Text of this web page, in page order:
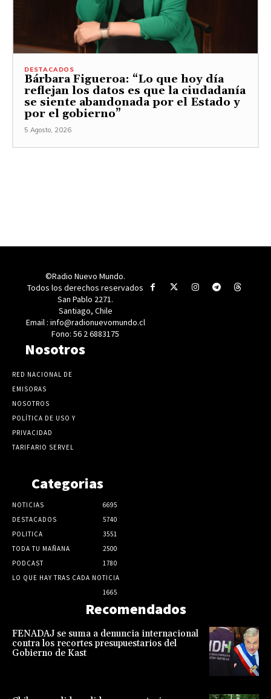
DESTACADOS
Bárbara Figueroa: “Lo que hoy día
reflejan los datos es que la ciudadanía
se siente abandonada por el Estado y
por el gobierno”
5 Agosto, 2026
©Radio Nuevo Mundo.
Todos los derechos reservados
San Pablo 2271.
Santiago, Chile
Email : info@radionuevomundo.cl
Fono: 56 2 6883175
Nosotros
RED NACIONAL DE
EMISORAS
NOSOTROS
POLÍTICA DE USO Y
PRIVACIDAD
TARIFARIO SERVEL
Categorias
NOTICIAS
6695
DESTACADOS
5740
POLITICA
3551
TODA TU MAÑANA
2500
PODCAST
1780
LO QUE HAY TRAS CADA NOTICIA
1665
Recomendados
FENADAJ se suma a denuncia internacional
contra los recortes presupuestarios del
Gobierno de Kast